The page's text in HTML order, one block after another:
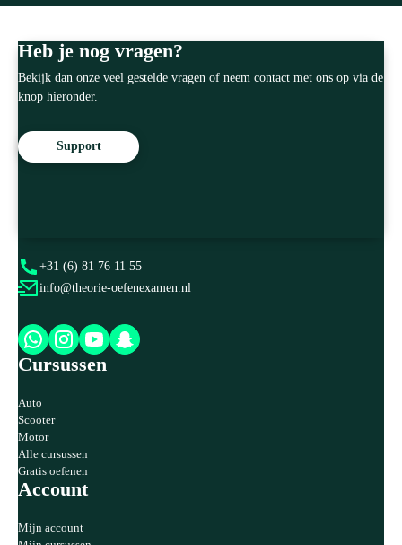
Heb je nog vragen?
Bekijk dan onze veel gestelde vragen of neem contact met ons op via de
knop hieronder.
Support
+31 (6) 81 76 11 55
info@theorie-oefenexamen.nl
Cursussen
Auto
Scooter
Motor
Alle cursussen
Gratis oefenen
Account
Mijn account